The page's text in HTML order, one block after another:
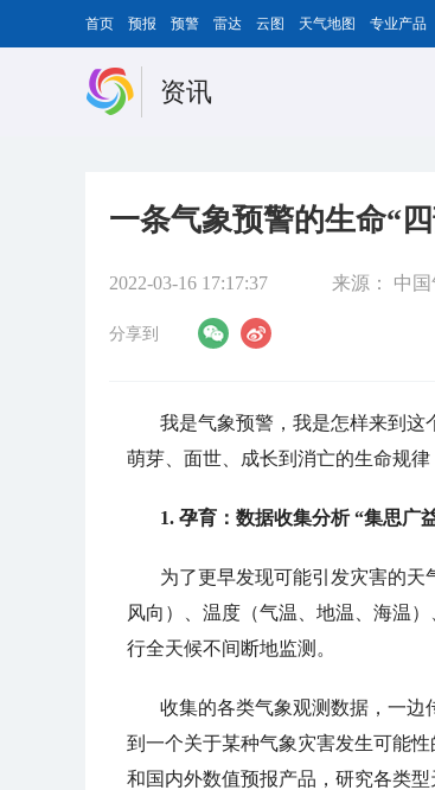
首页 预报 预警 雷达 云图 天气地图 专业产品
资讯
一条气象预警的生命“
2022-03-16 17:17:37 来源： 中
分享到
我是气象预警，我是怎样来到这
萌芽、面世、成长到消亡的生命规
1. 孕育：数据收集分析 “集思广
为了更早发现可能引发灾害的天
风向）、温度（气温、地温、海温
行全天候不间断地监测。
收集的各类气象观测数据，一边
到一个关于某种气象灾害发生可能
和国内外数值预报产品，研究各类